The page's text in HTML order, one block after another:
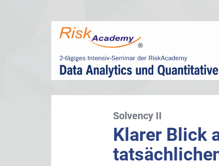
Solvency II
Klarer Blick